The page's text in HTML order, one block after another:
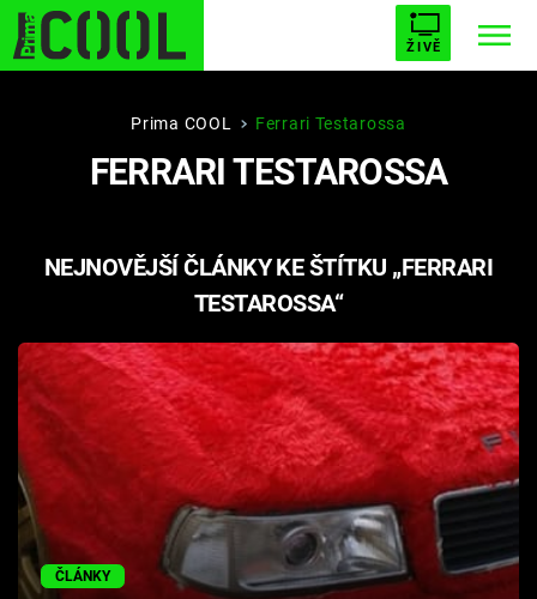
ŽIVĚ
STARHOUSE BUFFY, PŘEMOŽITELKA UPÍRŮ
PLNEJ KOTEL AVENGERS 5
Filmy
Seriály
Hry
Cool Esport
Prima COOL Ferrari Testarossa
FERRARI TESTAROSSA
NEJNOVĚJŠÍ ČLÁNKY KE ŠTÍTKU „FERRARI
TESTAROSSA“
ČLÁNKY